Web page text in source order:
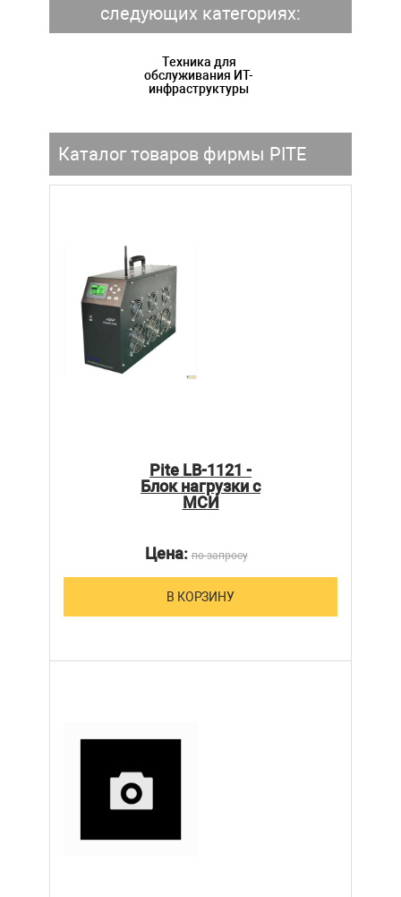
следующих категориях:
Техника для
обслуживания ИТ-
инфраструктуры
Каталог товаров фирмы PITE
Pite LB-1121 -
Блок нагрузки с
МСИ
Цена:по запросу
В КОРЗИНУ